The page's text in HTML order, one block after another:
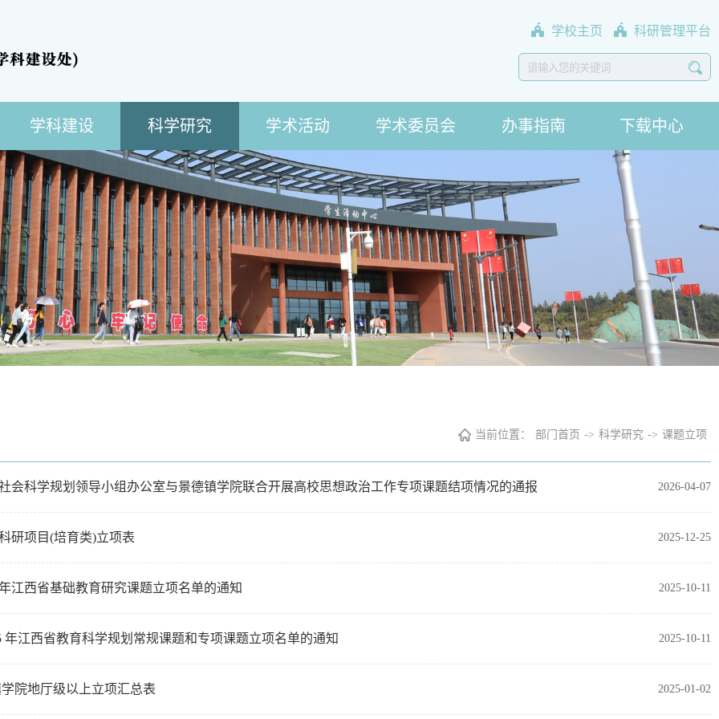
学校主页 科研管理平台
学科建设 科学研究 学术活动 学术委员会 办事指南 下载中心
当前位置： 部门首页 -> 科学研究 -> 课题立项
2026-04-07
会科学规划领导小组办公室与景德镇学院联合开展高校思想政治工作专项课题结项情况的通报
2025-12-25
研项目(培育类)立项表
2025-10-11
江西省基础教育研究课题立项名单的通知
2025-10-11
年江西省教育科学规划常规课题和专项课题立项名单的通知
2025-01-02
院地厅级以上立项汇总表